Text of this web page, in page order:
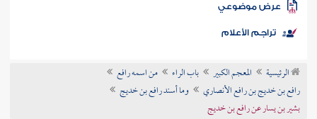
الكتب
موضوعي
تراجم الأعلام
الرئيسية المعجم الكبير باب الراء
من اسمه رافع
رافع بن خديج بن رافع الأنصاري
وما أسند رافع بن خديج
بشير بن يسار عن رافع بن خديج